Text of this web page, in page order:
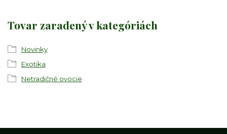
Tovar zaradený v kategóriách
Novinky
Exotika
Netradičné ovocie